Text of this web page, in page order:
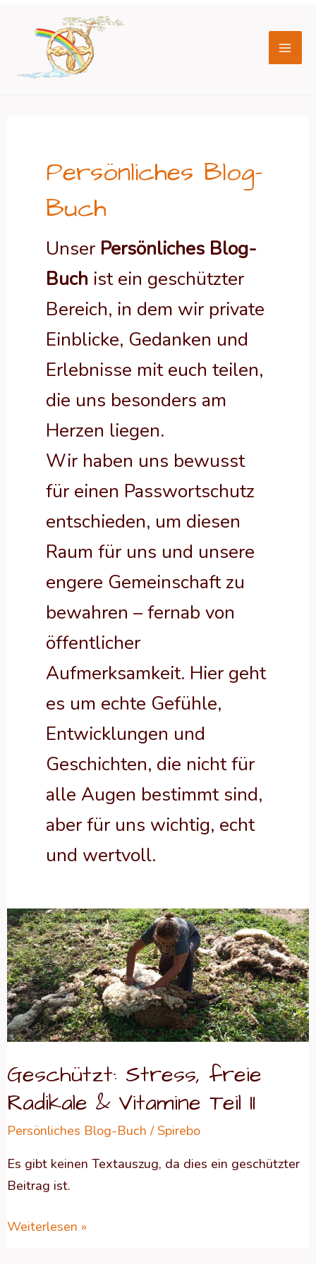
springen
Persönliches Blog-
Buch
Unser Persönliches Blog-
Buch ist ein geschützter
Bereich, in dem wir private
Einblicke, Gedanken und
Erlebnisse mit euch teilen,
die uns besonders am
Herzen liegen.
Wir haben uns bewusst
für einen Passwortschutz
entschieden, um diesen
Raum für uns und unsere
engere Gemeinschaft zu
bewahren – fernab von
öffentlicher
Aufmerksamkeit. Hier geht
es um echte Gefühle,
Entwicklungen und
Geschichten, die nicht für
alle Augen bestimmt sind,
aber für uns wichtig, echt
und wertvoll.
Geschützt: Stress, freie
Radikale & Vitamine Teil II
Persönliches Blog-Buch / Spirebo
Es gibt keinen Textauszug, da dies ein geschützter
Beitrag ist.
Geschützt:
Stress,
freie
Radikale
&
Vitamine
II
Weiterlesen »
Beiträge